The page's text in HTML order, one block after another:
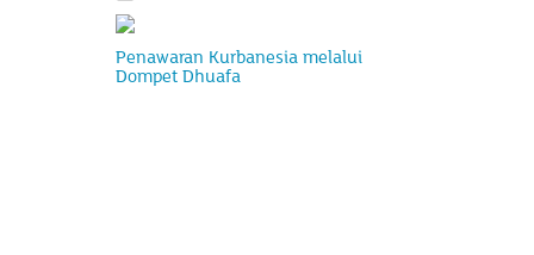
Penawaran Kurbanesia melalui
Dompet Dhuafa